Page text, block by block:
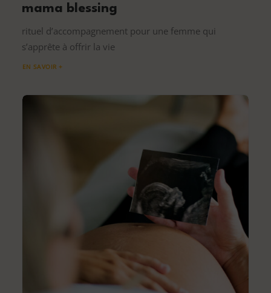
mama blessing
rituel d’accompagnement pour une femme qui
s’apprête à offrir la vie
EN SAVOIR +